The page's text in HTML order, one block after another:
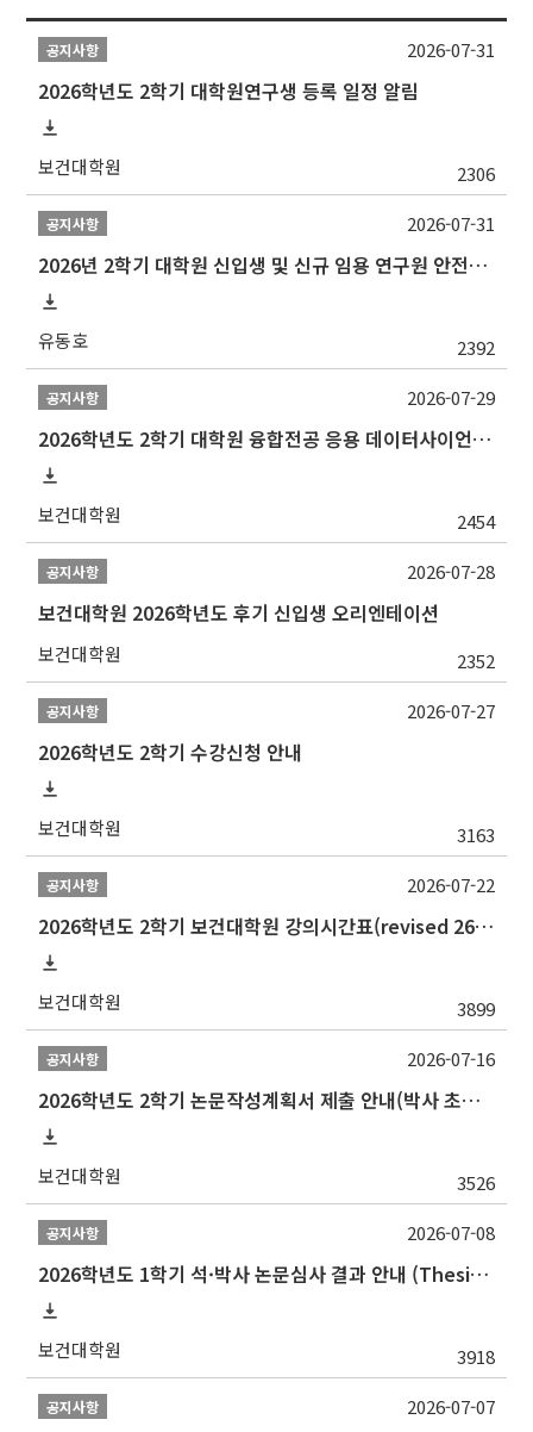
공지사항
2026학년도 2학기 대학원연구생 등록 일정 알림
보건대학원 2306
2026-07-31
공지사항
2026년 2학기 대학원 신입생 및 신규 임용 연구원 안전환경교육(신규교육) 실시 안내
유동호 2392
2026-07-31
공지사항
2026학년도 2학기 대학원 융합전공 응용 데이터사이언스 선발 계획 알림
보건대학원 2454
2026-07-29
공지사항
보건대학원 2026학년도 후기 신입생 오리엔테이션
보건대학원 2352
2026-07-28
공지사항
2026학년도 2학기 수강신청 안내
보건대학원 3163
2026-07-27
공지사항
2026학년도 2학기 보건대학원 강의시간표(revised 260803)(2026 2nd SEMESTER SNU GSPH TIMETABLE)
보건대학원 3899
2026-07-22
공지사항
2026학년도 2학기 논문작성계획서 제출 안내(박사 초심 일정 포함)_Thesis Proposal
보건대학원 3526
2026-07-16
공지사항
2026학년도 1학기 석·박사 논문심사 결과 안내 (Thesis Defense Result)
보건대학원 3918
2026-07-08
공지사항 2026-07-07